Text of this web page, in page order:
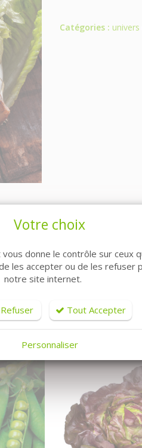
Catégories :
Votre choix
donne le contrôle sur ceux
les accepter ou de les refuser
notre site internet.
Tout Accepter
Personnaliser